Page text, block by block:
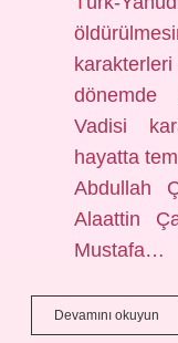
Vadisi
hayatta
Abdullah
Alaattin
Mustafa…
Devamını okuyun